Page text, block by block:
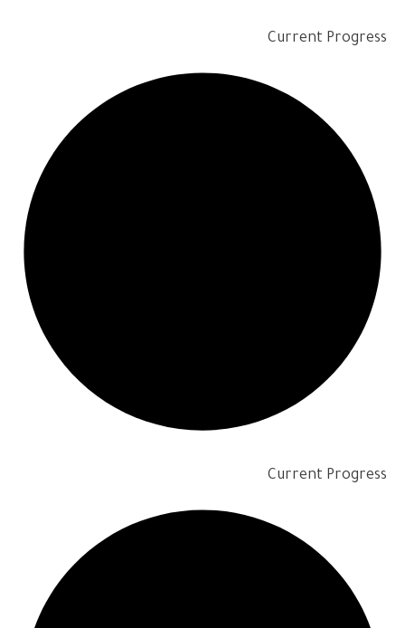
Current Progress
Current Progress